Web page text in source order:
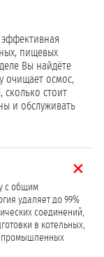
эффективная
пищевых
Вы найдёте
очищает осмос,
сколько стоит
и обслуживать
с общим
удаляет до 99%
соединений,
в котельных,
промышленных